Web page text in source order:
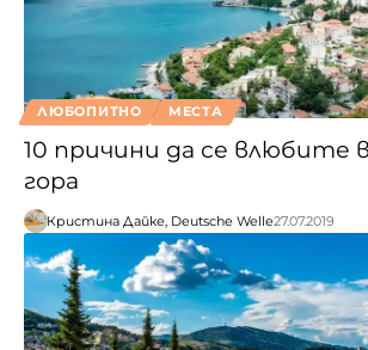
ЛЮБОПИТНО МЕСТА
10 причини да се влюбите
гора
Кристина Дайке, Deutsche Welle27.07.2019